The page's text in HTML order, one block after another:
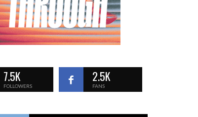
7.5K
FOLLOWERS
2.5K
FANS